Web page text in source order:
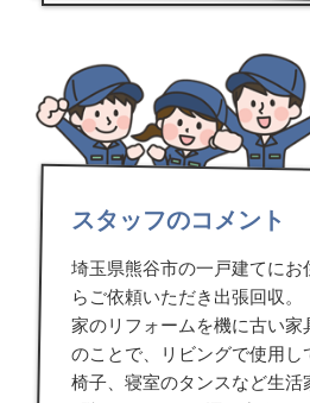
スタッフのコメント
埼玉県熊谷市の一戸建てにお
らご依頼いただき出張回収。
家のリフォームを機に古い家
のことで、リビングで使用し
椅子、寝室のタンスなど生活